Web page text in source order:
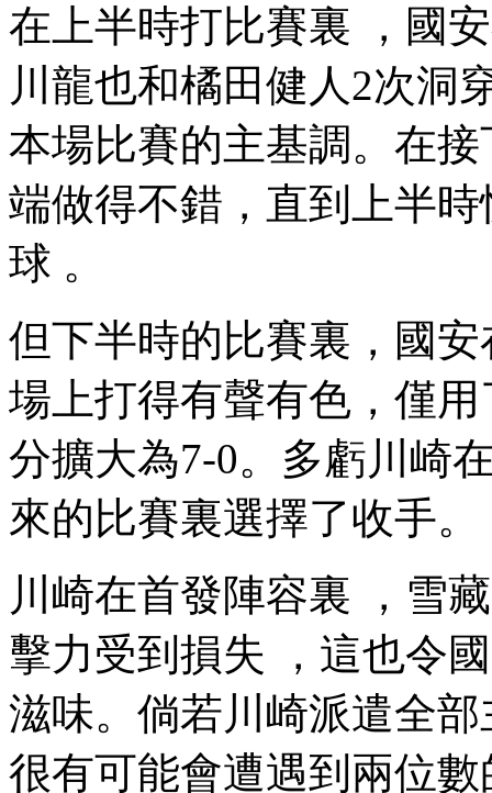
在上半時打比賽裏 ，國
川龍也和橘田健人2次洞穿
本場比賽的主基調。在接
端做得不錯 ，直到上半時
球 。
但下半時的比賽裏，國
場上打得有聲有色，僅
分擴大為7-0。多虧川崎
來的比賽裏選擇了收手。
川崎在首發陣容裏 ，雪
擊力受到損失 ，這也
滋味 。倘若川崎派遣全
很有可能會遭遇到兩位數的